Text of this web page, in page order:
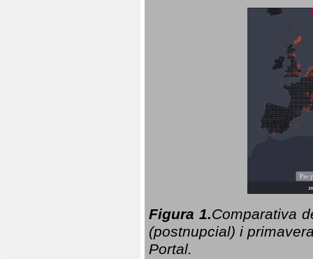
Figura 1.Comparativa
(postnupcial) i
Portal.